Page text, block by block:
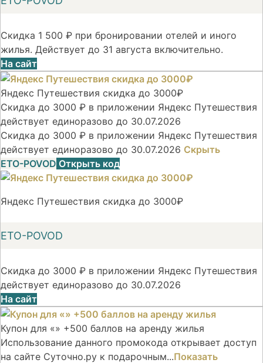
Скидка 1 500 ₽ при бронировании отелей и иного
жилья. Действует до 31 августа включительно.
На сайт
Яндекс Путешествия скидка до 3000₽
Скидка до 3000 ₽ в приложении Яндекс Путешествия
действует единоразово до 30.07.2026
Скидка до 3000 ₽ в приложении Яндекс Путешествия
действует единоразово до 30.07.2026 Скрыть
ETO-POVOD Открыть код
Яндекс Путешествия скидка до 3000₽
ETO-POVOD
Скидка до 3000 ₽ в приложении Яндекс Путешествия
действует единоразово до 30.07.2026
На сайт
Купон для «» +500 баллов на аренду жилья
Использование данного промокода открывает доступ
на сайте Суточно.ру к подарочным...Показать